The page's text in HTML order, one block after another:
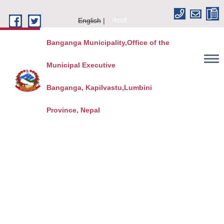
English
नेपाली
Banganga Municipality,Office of the
Municipal Executive
Banganga, Kapilvastu,Lumbini
Province, Nepal